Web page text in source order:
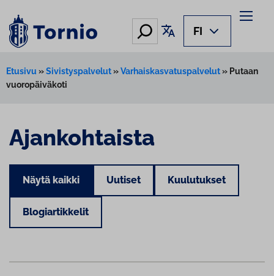
Hae Käännä sivu
FI
Etusivu »Sivistyspalvelut»Varhaiskasvatuspalvelut» Putaan
vuoropäiväkoti
Ajankohtaista
Näytä kaikki Uutiset Kuulutukset
Blogiartikkelit